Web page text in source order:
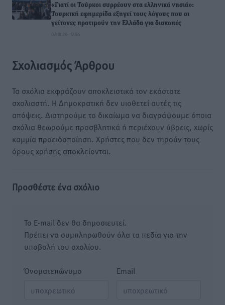
«Γιατί οι Τούρκοι συρρέουν στα ελληνικά νησιά»:
Τουρκική εφημερίδα εξηγεί τους λόγους που οι
γείτονες προτιμούν την Ελλάδα για διακοπές
07.08.26 · 17:55
Σχολιασμός Άρθρου
Τα σχόλια εκφράζουν αποκλειστικά τον εκάστοτε
σχολιαστή. Η Δημοκρατική δεν υιοθετεί αυτές τις
απόψεις. Διατηρούμε το δικαίωμα να διαγράψουμε όποια
σχόλια θεωρούμε προσβλητικά ή περιέχουν ύβρεις, χωρίς
καμμία προειδοποίηση. Χρήστες που δεν τηρούν τους
όρους χρήσης αποκλείονται.
Προσθέστε ένα σχόλιο
Το E-mail δεν θα δημοσιευτεί.
Πρέπει να συμπληρωθούν όλα τα πεδία για την
υποβολή του σχολίου.
Όνοματεπώνυμο Email